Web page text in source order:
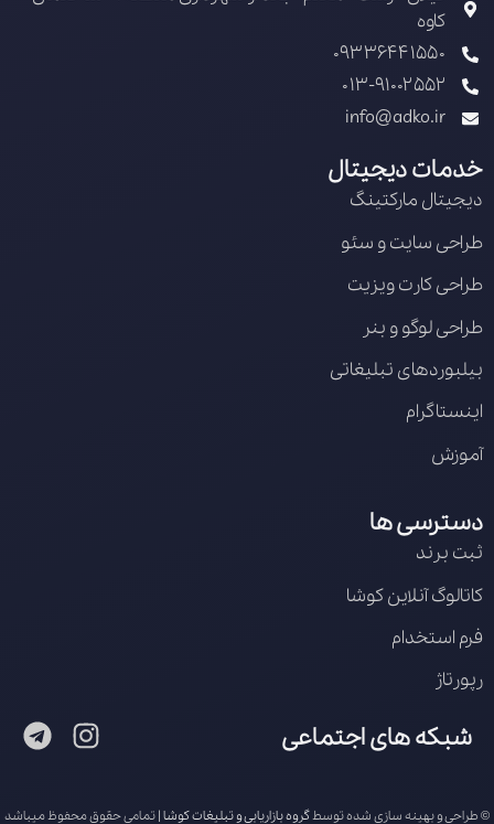
کاوه
09336441550
013-91002552
info@adko.ir
خدمات دیجیتال
دیجیتال مارکتینگ
طراحی سایت و سئو
طراحی کارت ویزیت
طراحی لوگو و بنر
بیلبوردهای تبلیغاتی
اینستاگرام
آموزش
دسترسی ها
ثبت برند
کاتالوگ آنلاین کوشا
فرم استخدام
رپورتاژ
شبکه های اجتماعی
© طراحی و بهینه سازی شده توسطگروه بازاریابی و تبلیغات کوشا| تمامی حقوق محفوظ میباشد